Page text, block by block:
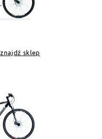
znajdź sklep